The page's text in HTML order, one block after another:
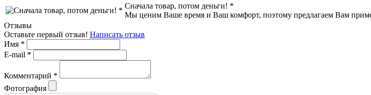
Сначала товар, потом деньги! *
Мы ценим Ваше время и Ваш комфорт, поэтому предлагаем Вам
Отзывы
Оставьте первый отзыв! Написать отзыв
Имя *
E-mail *
Комментарий *
Фотография